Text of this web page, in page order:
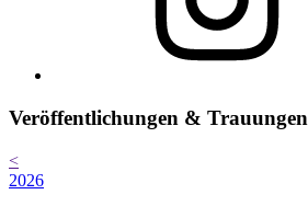
Veröffentlichungen & Trauungen
<
2026